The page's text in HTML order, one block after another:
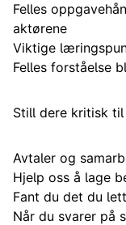
Felles
aktørene
Viktige
Felles forståelse
Still dere kritisk
Avtaler og
Hjelp oss å lage
Fant du det du
Når du svarer på